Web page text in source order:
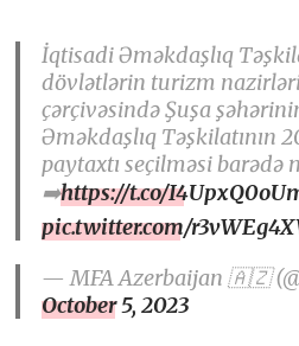
İqtisadi Əməkdaşlıq
dövlətlərin turizm
çərçivəsində Şuşa
Əməkdaşlıq Təşkilatının
paytaxtı seçilməsi barədə
➡️https://t.co/
pic.twitter.com/
— MFA Azerbaijan 🇦🇿
October 5, 2023